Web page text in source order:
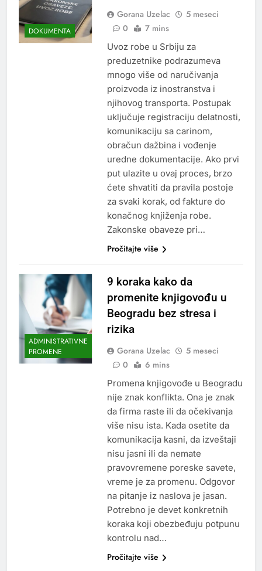
DOKUMENTA
Gorana Uzelac
5 meseci
0
7 mins
Uvoz robe u Srbiju za
preduzetnike podrazumeva
mnogo više od naručivanja
proizvoda iz inostranstva i
njihovog transporta. Postupak
uključuje registraciju delatnosti,
komunikaciju sa carinom,
obračun dažbina i vođenje
uredne dokumentacije. Ako prvi
put ulazite u ovaj proces, brzo
ćete shvatiti da pravila postoje
za svaki korak, od fakture do
konačnog knjiženja robe.
Zakonske obaveze pri…
Pročitajte više
ADMINISTRATIVNE
PROMENE
9 koraka kako da
promenite knjigovođu u
Beogradu bez stresa i
rizika
Gorana Uzelac
5 meseci
0
6 mins
Promena knjigovođe u Beogradu
nije znak konflikta. Ona je znak
da firma raste ili da očekivanja
više nisu ista. Kada osetite da
komunikacija kasni, da izveštaji
nisu jasni ili da nemate
pravovremene poreske savete,
vreme je za promenu. Odgovor
na pitanje iz naslova je jasan.
Potrebno je devet konkretnih
koraka koji obezbeđuju potpunu
kontrolu nad…
Pročitajte više